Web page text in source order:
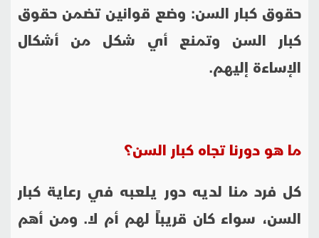
حقوق كبار السن: وضع قوانين تضمن حقوق
كبار السن وتمنع أي شكل من أشكال
الإساءة إليهم.
ما هو دورنا تجاه كبار السن؟
كل فرد منا لديه دور يلعبه في رعاية كبار
السن، سواء كان قريباً لهم أم لا. ومن أهم